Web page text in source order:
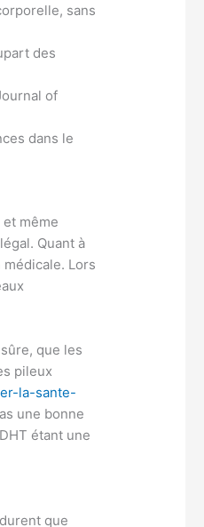
sans
des
of
dans le
même
Quant à
Lors
que les
pileux
la-sante-
une bonne
étant une
que